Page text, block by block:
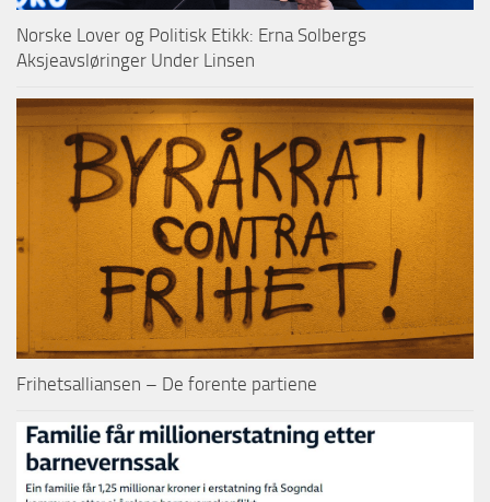
Norske Lover og Politisk Etikk: Erna Solbergs
Aksjeavsløringer Under Linsen
Frihetsalliansen – De forente partiene